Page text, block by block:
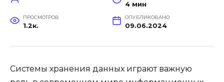
4 мин
ПРОСМОТРОВ
1.2к.
ОПУБЛИКОВАНО
09.06.2024
Системы хранения данных играют важную